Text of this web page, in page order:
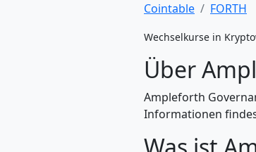
Cointable FORTH
Wechselkurse in
Über
Ampleforth
Informationen